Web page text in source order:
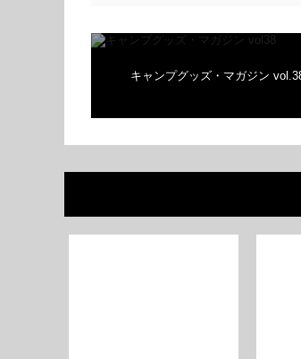
キャンプグッズ・マガジン